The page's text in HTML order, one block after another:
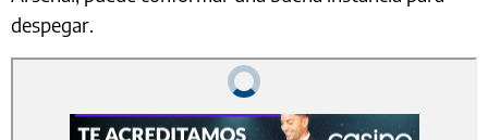
despegar.